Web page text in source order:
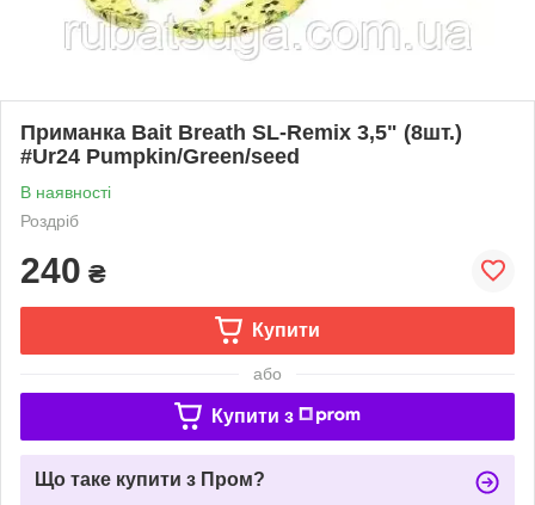
Приманка Bait Breath SL-Remix 3,5" (8шт.)
#Ur24 Pumpkin/Green/seed
В наявності
Роздріб
240 ₴
Купити
або
Купити з
Що таке купити з Пром?